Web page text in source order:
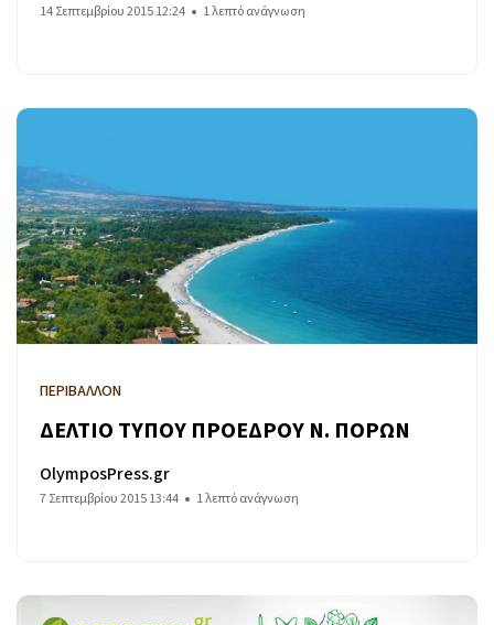
14 Σεπτεμβρίου 2015 12:24 1 λεπτό ανάγνωση
ΠΕΡΙΒΑΛΛΟΝ
ΔΕΛΤΙΟ ΤΥΠΟΥ ΠΡΟΕΔΡΟΥ Ν. ΠΟΡΩΝ
OlymposPress.gr
7 Σεπτεμβρίου 2015 13:44 1 λεπτό ανάγνωση